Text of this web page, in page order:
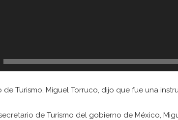
de Turismo, Miguel Torruco, dijo que fue una
de Turismo del gobierno de México,